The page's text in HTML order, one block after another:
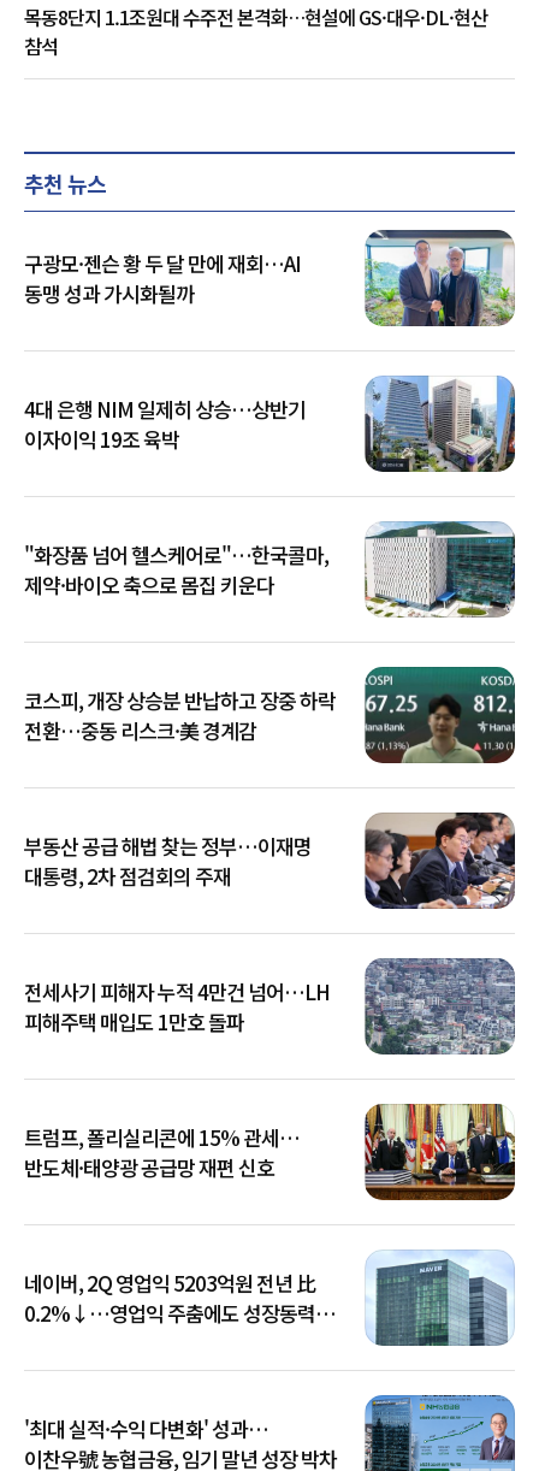
목동8단지 1.1조원대 수주전 본격화…현설에 GS·대우·DL·현산
참석
추천 뉴스
구광모·젠슨 황 두 달 만에 재회…AI
동맹 성과 가시화될까
4대 은행 NIM 일제히 상승…상반기
이자이익 19조 육박
"화장품 넘어 헬스케어로"…한국콜마,
제약·바이오 축으로 몸집 키운다
코스피, 개장 상승분 반납하고 장중 하락
전환…중동 리스크·美 경계감
부동산 공급 해법 찾는 정부…이재명
대통령, 2차 점검회의 주재
전세사기 피해자 누적 4만건 넘어…LH
피해주택 매입도 1만호 돌파
트럼프, 폴리실리콘에 15% 관세…
반도체·태양광 공급망 재편 신호
네이버, 2Q 영업익 5203억원 전년 比
0.2%↓…영업익 주춤에도 성장동력
'최대 실적·수익 다변화' 성과…
이찬우號 농협금융, 임기 말년 성장 박차